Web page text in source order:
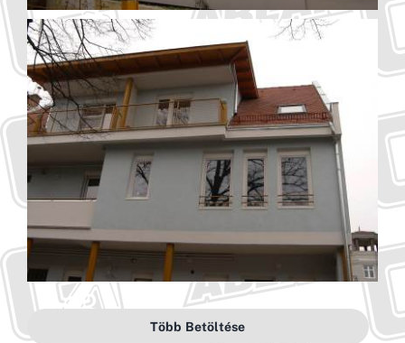
Több Betöltése